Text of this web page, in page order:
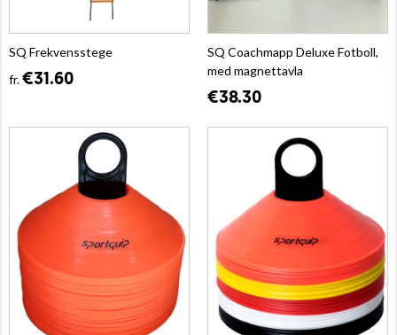
SQ Frekvensstege
fr.€31.60
SQ Coachmapp Deluxe Fotboll,
med magnettavla
€38.30